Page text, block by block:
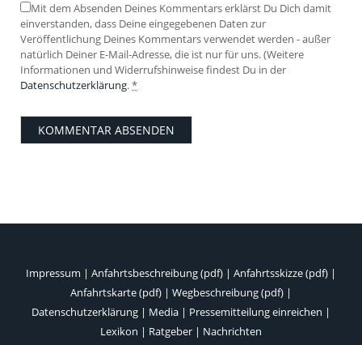
Mit dem Absenden Deines Kommentars erklärst Du Dich damit
einverstanden, dass Deine eingegebenen Daten zur
Veröffentlichung Deines Kommentars verwendet werden - außer
natürlich Deiner E-Mail-Adresse, die ist nur für uns. (Weitere
Informationen und Widerrufshinweise findest Du in der
Datenschutzerklärung.*
Impressum | Anfahrtsbeschreibung (pdf) | Anfahrtsskizze (pdf) |
Anfahrtskarte (pdf) | Wegbeschreibung (pdf) |
Datenschutzerklärung | Media | Pressemitteilung einreichen |
Lexikon | Ratgeber | Nachrichten